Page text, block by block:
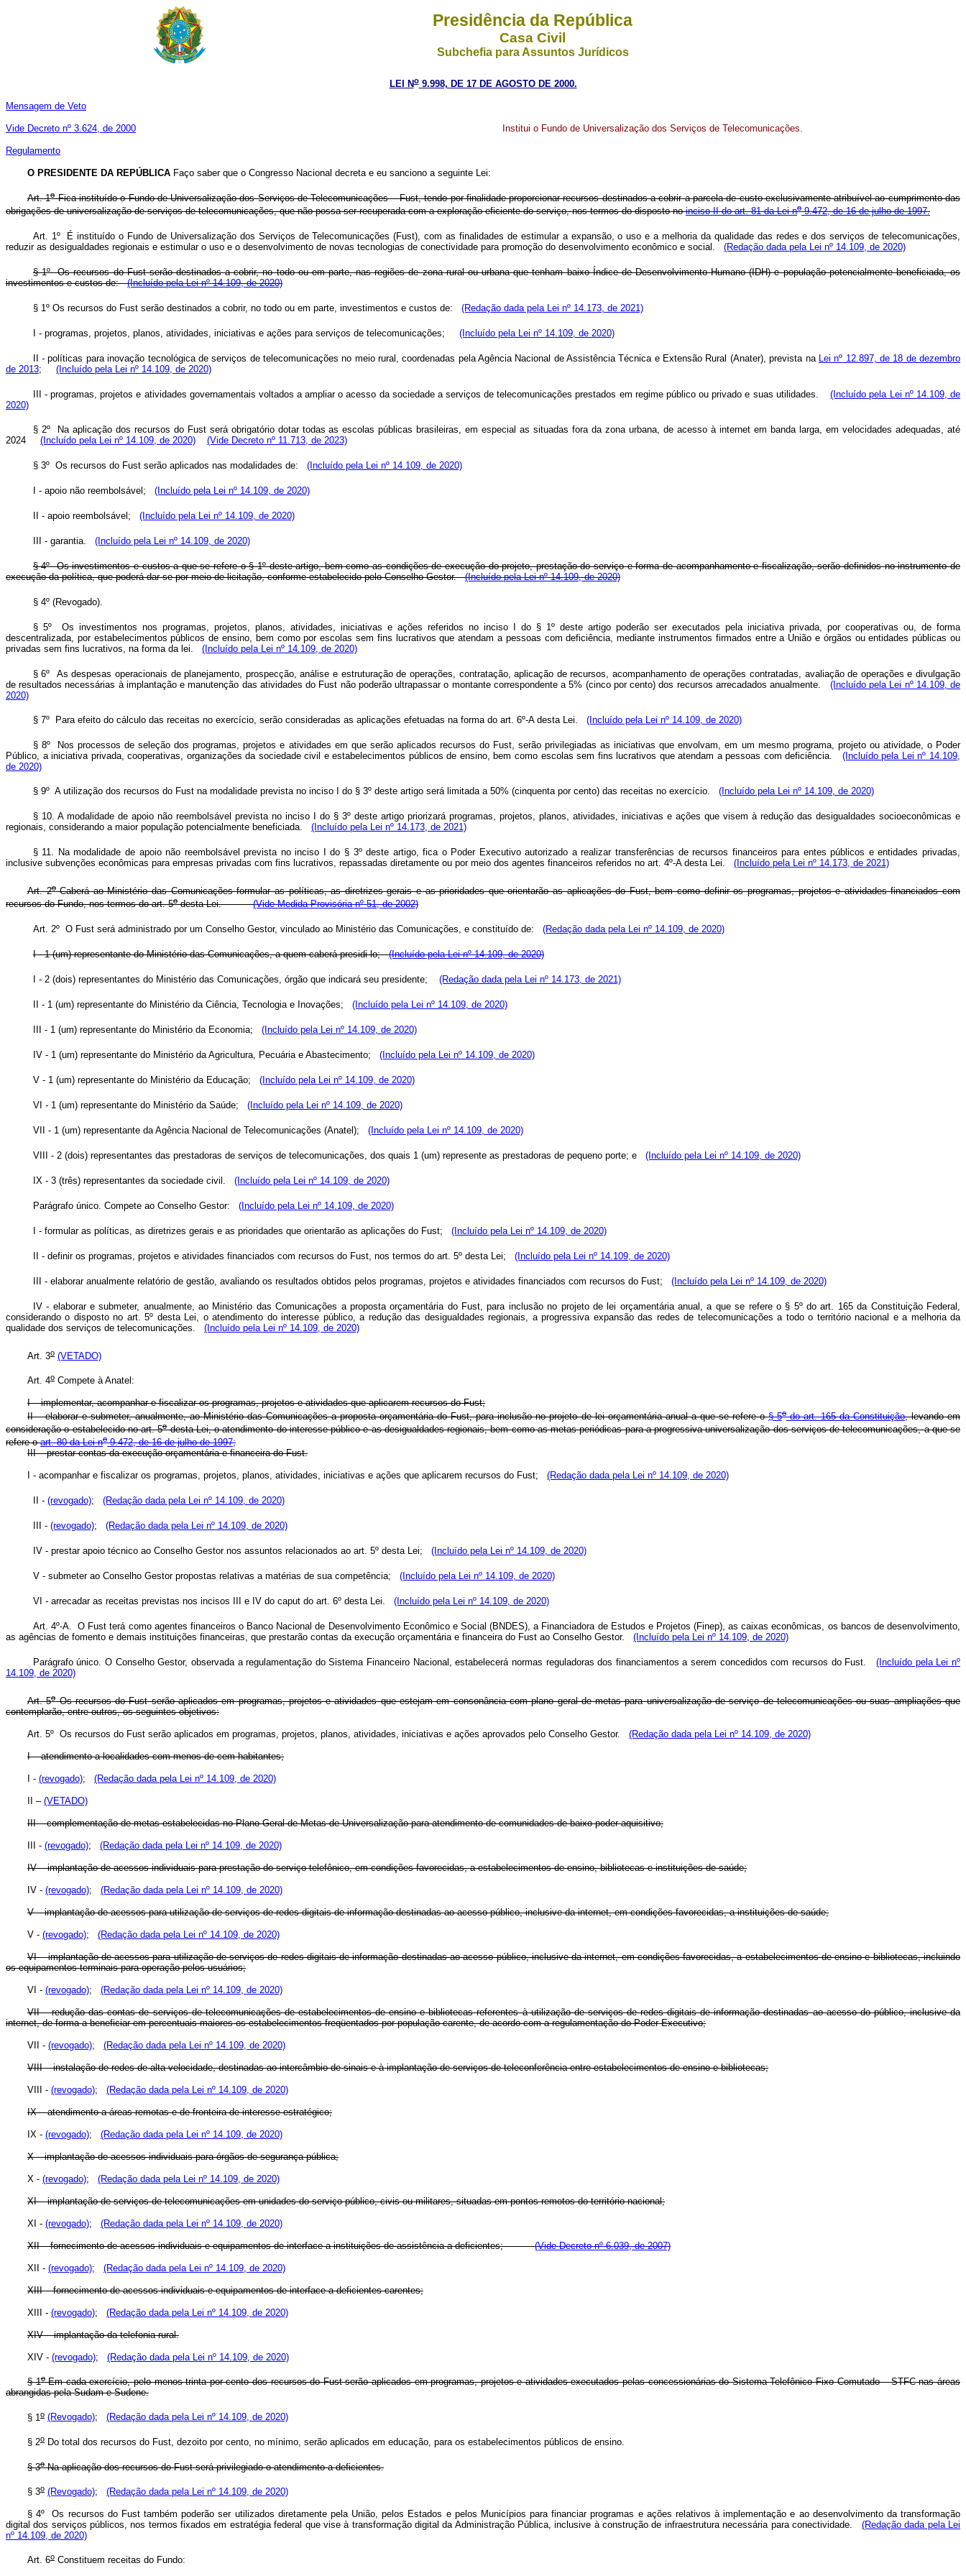
Presidência da República
Casa Civil
Subchefia para Assuntos Jurídicos
LEI No9.998, DE 17 DE AGOSTO DE 2000.
Mensagem de Veto
Vide Decreto nº 3.624, de 2000
Regulamento
Institui o Fundo de Universalização dos Serviços de Telecomunicações.
O PRESIDENTE DA REPÚBLICA Faço saber que o Congresso Nacional decreta e eu sanciono a seguinte Lei:
Art. 1oFica instituído o Fundo de Universalização dos Serviços de Telecomunicações – Fust, tendo por finalidade proporcionar recursos destinados a cobrir a parcela de custo exclusivamente atribuível ao cumprimento das
obrigações de universalização de serviços de telecomunicações, que não possa ser recuperada com a exploração eficiente do serviço, nos termos do disposto noinciso II do art. 81 da Lei no9.472, de 16 de julho de 1997.
Art. 1º É instituído o Fundo de Universalização dos Serviços de Telecomunicações (Fust), com as finalidades de estimular a expansão, o uso e a melhoria da qualidade das redes e dos serviços de telecomunicações,
reduzir as desigualdades regionais e estimular o uso e o desenvolvimento de novas tecnologias de conectividade para promoção do desenvolvimento econômico e social. (Redação dada pela Lei nº 14.109, de 2020)
§ 1º Os recursos do Fust serão destinados a cobrir, no todo ou em parte, nas regiões de zona rural ou urbana que tenham baixo Índice de Desenvolvimento Humano (IDH) e população potencialmente beneficiada, os
investimentos e custos de:
(Incluído pela Lei nº 14.109, de 2020)
§ 1º Os recursos do Fust serão destinados a cobrir, no todo ou em parte, investimentos e custos de: (Redação dada pela Lei nº 14.173, de 2021)
I - programas, projetos, planos, atividades, iniciativas e ações para serviços de telecomunicações; (Incluído pela Lei nº 14.109, de 2020)
II - políticas para inovação tecnológica de serviços de telecomunicações no meio rural, coordenadas pela Agência Nacional de Assistência Técnica e Extensão Rural (Anater), prevista na Lei nº 12.897, de 18 de dezembro
de 2013; (Incluído pela Lei nº 14.109, de 2020)
III - programas, projetos e atividades governamentais voltados a ampliar o acesso da sociedade a serviços de telecomunicações prestados em regime público ou privado e suas utilidades.
(Incluído pela Lei nº 14.109, de
2020)
§ 2º Na aplicação dos recursos do Fust será obrigatório dotar todas as escolas públicas brasileiras, em especial as situadas fora da zona urbana, de acesso à internet em banda larga, em velocidades adequadas, até
2024
(Incluído pela Lei nº 14.109, de 2020) (Vide Decreto nº 11.713, de 2023)
§ 3º Os recursos do Fust serão aplicados nas modalidades de: (Incluído pela Lei nº 14.109, de 2020)
I - apoio não reembolsável; (Incluído pela Lei nº 14.109, de 2020)
II - apoio reembolsável; (Incluído pela Lei nº 14.109, de 2020)
III - garantia. (Incluído pela Lei nº 14.109, de 2020)
§ 4º Os investimentos e custos a que se refere o § 1º deste artigo, bem como as condições de execução do projeto, prestação do serviço e forma de acompanhamento e fiscalização, serão definidos no instrumento de
execução da política, que poderá dar-se por meio de licitação, conforme estabelecido pelo Conselho Gestor.(Incluído pela Lei nº 14.109, de 2020)
§ 4º (Revogado).
§ 5º Os investimentos nos programas, projetos, planos, atividades, iniciativas e ações referidos no inciso I do § 1º deste artigo poderão ser executados pela iniciativa privada, por cooperativas ou, de forma
descentralizada, por estabelecimentos públicos de ensino, bem como por escolas sem fins lucrativos que atendam a pessoas com deficiência, mediante instrumentos firmados entre a União e órgãos ou entidades públicas ou
privadas sem fins lucrativos, na forma da lei.
(Incluído pela Lei nº 14.109, de 2020)
§ 6º As despesas operacionais de planejamento, prospecção, análise e estruturação de operações, contratação, aplicação de recursos, acompanhamento de operações contratadas, avaliação de operações e divulgação
de resultados necessárias à implantação e manutenção das atividades do Fust não poderão ultrapassar o montante correspondente a 5% (cinco por cento) dos recursos arrecadados anualmente.
(Incluído pela Lei nº 14.109, de
2020)
§ 7º Para efeito do cálculo das receitas no exercício, serão consideradas as aplicações efetuadas na forma do art. 6º-A desta Lei. (Incluído pela Lei nº 14.109, de 2020)
§ 8º Nos processos de seleção dos programas, projetos e atividades em que serão aplicados recursos do Fust, serão privilegiadas as iniciativas que envolvam, em um mesmo programa, projeto ou atividade, o Poder
Público, a iniciativa privada, cooperativas, organizações da sociedade civil e estabelecimentos públicos de ensino, bem como escolas sem fins lucrativos que atendam a pessoas com deficiência.
(Incluído pela Lei nº 14.109,
de 2020)
§ 9º A utilização dos recursos do Fust na modalidade prevista no inciso I do § 3º deste artigo será limitada a 50% (cinquenta por cento) das receitas no exercício. (Incluído pela Lei nº 14.109, de 2020)
§ 10. A modalidade de apoio não reembolsável prevista no inciso I do § 3º deste artigo priorizará programas, projetos, planos, atividades, iniciativas e ações que visem à redução das desigualdades socioeconômicas e
regionais, considerando a maior população potencialmente beneficiada.
(Incluído pela Lei nº 14.173, de 2021)
§ 11. Na modalidade de apoio não reembolsável prevista no inciso I do § 3º deste artigo, fica o Poder Executivo autorizado a realizar transferências de recursos financeiros para entes públicos e entidades privadas,
inclusive subvenções econômicas para empresas privadas com fins lucrativos, repassadas diretamente ou por meio dos agentes financeiros referidos no art. 4º-A desta Lei.
(Incluído pela Lei nº 14.173, de 2021)
Art. 2oCaberá ao Ministério das Comunicações formular as políticas, as diretrizes gerais e as prioridades que orientarão as aplicações do Fust, bem como definir os programas, projetos e atividades financiados com
recursos do Fundo, nos termos do art. 5odesta Lei.(Vide Medida Provisória nº 51, de 2002)
Art. 2º O Fust será administrado por um Conselho Gestor, vinculado ao Ministério das Comunicações, e constituído de: (Redação dada pela Lei nº 14.109, de 2020)
I - 1 (um) representante do Ministério das Comunicações, a quem caberá presidi-lo;(Incluído pela Lei nº 14.109, de 2020)
I - 2 (dois) representantes do Ministério das Comunicações, órgão que indicará seu presidente; (Redação dada pela Lei nº 14.173, de 2021)
II - 1 (um) representante do Ministério da Ciência, Tecnologia e Inovações; (Incluído pela Lei nº 14.109, de 2020)
III - 1 (um) representante do Ministério da Economia; (Incluído pela Lei nº 14.109, de 2020)
IV - 1 (um) representante do Ministério da Agricultura, Pecuária e Abastecimento; (Incluído pela Lei nº 14.109, de 2020)
V - 1 (um) representante do Ministério da Educação; (Incluído pela Lei nº 14.109, de 2020)
VI - 1 (um) representante do Ministério da Saúde; (Incluído pela Lei nº 14.109, de 2020)
VII - 1 (um) representante da Agência Nacional de Telecomunicações (Anatel); (Incluído pela Lei nº 14.109, de 2020)
VIII - 2 (dois) representantes das prestadoras de serviços de telecomunicações, dos quais 1 (um) represente as prestadoras de pequeno porte; e (Incluído pela Lei nº 14.109, de 2020)
IX - 3 (três) representantes da sociedade civil. (Incluído pela Lei nº 14.109, de 2020)
Parágrafo único. Compete ao Conselho Gestor: (Incluído pela Lei nº 14.109, de 2020)
I - formular as políticas, as diretrizes gerais e as prioridades que orientarão as aplicações do Fust; (Incluído pela Lei nº 14.109, de 2020)
II - definir os programas, projetos e atividades financiados com recursos do Fust, nos termos do art. 5º desta Lei; (Incluído pela Lei nº 14.109, de 2020)
III - elaborar anualmente relatório de gestão, avaliando os resultados obtidos pelos programas, projetos e atividades financiados com recursos do Fust; (Incluído pela Lei nº 14.109, de 2020)
IV - elaborar e submeter, anualmente, ao Ministério das Comunicações a proposta orçamentária do Fust, para inclusão no projeto de lei orçamentária anual, a que se refere o § 5º do art. 165 da Constituição Federal,
considerando o disposto no art. 5º desta Lei, o atendimento do interesse público, a redução das desigualdades regionais, a progressiva expansão das redes de telecomunicações a todo o território nacional e a melhoria da
qualidade dos serviços de telecomunicações.
(Incluído pela Lei nº 14.109, de 2020)
Art. 3o (VETADO)
Art. 4o Compete à Anatel:
I – implementar, acompanhar e fiscalizar os programas, projetos e atividades que aplicarem recursos do Fust;
II – elaborar e submeter, anualmente, ao Ministério das Comunicações a proposta orçamentária do Fust, para inclusão no projeto de lei orçamentária anual a que se refere o§ 5odo art. 165 da Constituição, levando em
consideração o estabelecido no art. 5odesta Lei, o atendimento do interesse público e as desigualdades regionais, bem como as metas periódicas para a progressiva universalização dos serviços de telecomunicações, a que se
refere oart. 80 da Lei no9.472, de 16 de julho de 1997;
III – prestar contas da execução orçamentária e financeira do Fust.
I - acompanhar e fiscalizar os programas, projetos, planos, atividades, iniciativas e ações que aplicarem recursos do Fust; (Redação dada pela Lei nº 14.109, de 2020)
II - (revogado); (Redação dada pela Lei nº 14.109, de 2020)
III - (revogado); (Redação dada pela Lei nº 14.109, de 2020)
IV - prestar apoio técnico ao Conselho Gestor nos assuntos relacionados ao art. 5º desta Lei; (Incluído pela Lei nº 14.109, de 2020)
V - submeter ao Conselho Gestor propostas relativas a matérias de sua competência; (Incluído pela Lei nº 14.109, de 2020)
VI - arrecadar as receitas previstas nos incisos III e IV do caputdo art. 6º desta Lei. (Incluído pela Lei nº 14.109, de 2020)
Art. 4º-A. O Fust terá como agentes financeiros o Banco Nacional de Desenvolvimento Econômico e Social (BNDES), a Financiadora de Estudos e Projetos (Finep), as caixas econômicas, os bancos de desenvolvimento,
as agências de fomento e demais instituições financeiras, que prestarão contas da execução orçamentária e financeira do Fust ao Conselho Gestor. (Incluído pela Lei nº 14.109, de 2020)
Parágrafo único. O Conselho Gestor, observada a regulamentação do Sistema Financeiro Nacional, estabelecerá normas reguladoras dos financiamentos a serem concedidos com recursos do Fust.
(Incluído pela Lei nº
14.109, de 2020)
Art. 5oOs recursos do Fust serão aplicados em programas, projetos e atividades que estejam em consonância com plano geral de metas para universalização de serviço de telecomunicações ou suas ampliações que
contemplarão, entre outros, os seguintes objetivos:
Art. 5º Os recursos do Fust serão aplicados em programas, projetos, planos, atividades, iniciativas e ações aprovados pelo Conselho Gestor. (Redação dada pela Lei nº 14.109, de 2020)
I – atendimento a localidades com menos de cem habitantes;
I - (revogado); (Redação dada pela Lei nº 14.109, de 2020)
II – (VETADO)
III – complementação de metas estabelecidas no Plano Geral de Metas de Universalização para atendimento de comunidades de baixo poder aquisitivo;
III - (revogado); (Redação dada pela Lei nº 14.109, de 2020)
IV – implantação de acessos individuais para prestação do serviço telefônico, em condições favorecidas, a estabelecimentos de ensino, bibliotecas e instituições de saúde;
IV - (revogado); (Redação dada pela Lei nº 14.109, de 2020)
V – implantação de acessos para utilização de serviços de redes digitais de informação destinadas ao acesso público, inclusive da internet, em condições favorecidas, a instituições de saúde;
V - (revogado); (Redação dada pela Lei nº 14.109, de 2020)
VI – implantação de acessos para utilização de serviços de redes digitais de informação destinadas ao acesso público, inclusive da internet, em condições favorecidas, a estabelecimentos de ensino e bibliotecas, incluindo
os equipamentos terminais para operação pelos usuários;
VI - (revogado); (Redação dada pela Lei nº 14.109, de 2020)
VII – redução das contas de serviços de telecomunicações de estabelecimentos de ensino e bibliotecas referentes à utilização de serviços de redes digitais de informação destinadas ao acesso do público, inclusive da
internet, de forma a beneficiar em percentuais maiores os estabelecimentos freqüentados por população carente, de acordo com a regulamentação do Poder Executivo;
VII - (revogado); (Redação dada pela Lei nº 14.109, de 2020)
VIII – instalação de redes de alta velocidade, destinadas ao intercâmbio de sinais e à implantação de serviços de teleconferência entre estabelecimentos de ensino e bibliotecas;
VIII - (revogado); (Redação dada pela Lei nº 14.109, de 2020)
IX – atendimento a áreas remotas e de fronteira de interesse estratégico;
IX - (revogado); (Redação dada pela Lei nº 14.109, de 2020)
X – implantação de acessos individuais para órgãos de segurança pública;
X - (revogado); (Redação dada pela Lei nº 14.109, de 2020)
XI – implantação de serviços de telecomunicações em unidades do serviço público, civis ou militares, situadas em pontos remotos do território nacional;
XI - (revogado); (Redação dada pela Lei nº 14.109, de 2020)
XII – fornecimento de acessos individuais e equipamentos de interface a instituições de assistência a deficientes;(Vide Decreto nº 6.039, de 2007)
XII - (revogado); (Redação dada pela Lei nº 14.109, de 2020)
XIII – fornecimento de acessos individuais e equipamentos de interface a deficientes carentes;
XIII - (revogado); (Redação dada pela Lei nº 14.109, de 2020)
XIV – implantação da telefonia rural.
XIV - (revogado); (Redação dada pela Lei nº 14.109, de 2020)
§ 1oEm cada exercício, pelo menos trinta por cento dos recursos do Fust serão aplicados em programas, projetos e atividades executados pelas concessionárias do Sistema Telefônico Fixo Comutado – STFC nas áreas
abrangidas pela Sudam e Sudene.
§ 1o (Revogado); (Redação dada pela Lei nº 14.109, de 2020)
§ 2o Do total dos recursos do Fust, dezoito por cento, no mínimo, serão aplicados em educação, para os estabelecimentos públicos de ensino.
§ 3oNa aplicação dos recursos do Fust será privilegiado o atendimento a deficientes.
§ 3o (Revogado); (Redação dada pela Lei nº 14.109, de 2020)
§ 4º Os recursos do Fust também poderão ser utilizados diretamente pela União, pelos Estados e pelos Municípios para financiar programas e ações relativos à implementação e ao desenvolvimento da transformação
digital dos serviços públicos, nos termos fixados em estratégia federal que vise à transformação digital da Administração Pública, inclusive à construção de infraestrutura necessária para conectividade.
(Redação dada pela Lei
nº 14.109, de 2020)
Art. 6o Constituem receitas do Fundo: